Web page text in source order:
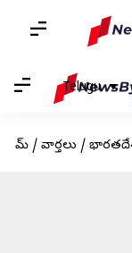
Telugu
హోమ్ / వార్తలు /